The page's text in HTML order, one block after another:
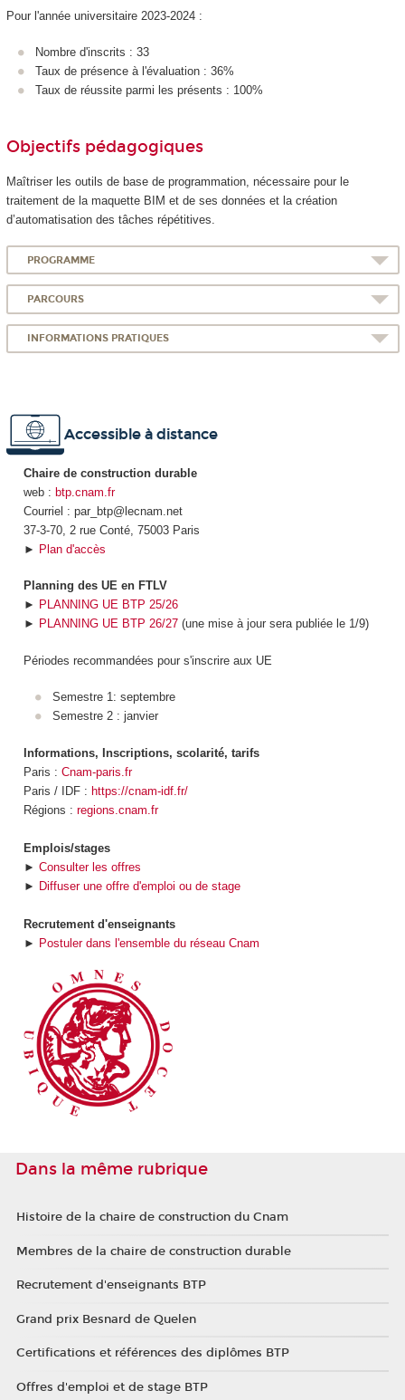
Pour l'année universitaire 2023-2024 :
Nombre d'inscrits : 33
Taux de présence à l'évaluation : 36%
Taux de réussite parmi les présents : 100%
Objectifs pédagogiques
Maîtriser les outils de base de programmation, nécessaire pour le
traitement de la maquette BIM et de ses données et la création
d’automatisation des tâches répétitives.
PROGRAMME
PARCOURS
INFORMATIONS PRATIQUES
Accessible à distance
Chaire de construction durable
web : btp.cnam.fr
Courriel : par_btp@lecnam.net
37-3-70, 2 rue Conté, 75003 Paris
► Plan d'accès
Planning des UE en FTLV
► PLANNING UE BTP 25/26
► PLANNING UE BTP 26/27(une mise à jour sera publiée le 1/9)
Périodes recommandées pour s'inscrire aux UE
Semestre 1: septembre
Semestre 2 : janvier
Informations, Inscriptions, scolarité, tarifs
Paris : Cnam-paris.fr
Paris / IDF : https://cnam-idf.fr/
Régions : regions.cnam.fr
Emplois/stages
► Consulter les offres
► Diffuser une offre d'emploi ou de stage
Recrutement d'enseignants
► Postuler dans l'ensemble du réseau Cnam
Dans la même rubrique
Histoire de la chaire de construction du Cnam
Membres de la chaire de construction durable
Recrutement d'enseignants BTP
Grand prix Besnard de Quelen
Certifications et références des diplômes BTP
Offres d'emploi et de stage BTP